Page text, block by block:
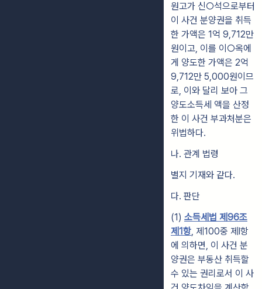
원고가 신○석으로부터
이 사건 분양권을 취득
한 가액은 1억 9,712만
원이고, 이를 이○옥에
게 양도한 가액은 2억
9,712만 5,000원이므
로, 이와 달리 보아 그
양도소득세 액을 산정
한 이 사건 부과처분은
위법하다.
나. 관계 법령
별지 기재와 같다.
다. 판단
(1) 소득세법 제96조
제1항, 제100중 제l항
에 의하면, 이 사건 분
양권은 부동산 취득할
수 있는 권리로서 이 사